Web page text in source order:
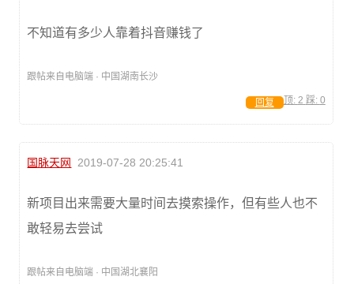
不知道有多少人靠着抖音赚钱了
跟帖来自电脑端 · 中国湖南长沙
顶: 2 踩: 0
回复
国脉天网 2019-07-28 20:25:41
新项目出来需要大量时间去摸索操作，但有些人也不
敢轻易去尝试
跟帖来自电脑端 · 中国湖北襄阳